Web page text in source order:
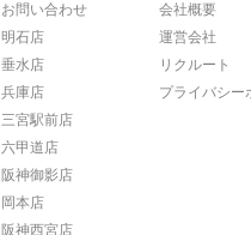
お問い合わせ
明石店
垂水店
兵庫店
三宮駅前店
六甲道店
阪神御影店
岡本店
阪神西宮店
会社概要
運営会社
リクルート
プライバシー